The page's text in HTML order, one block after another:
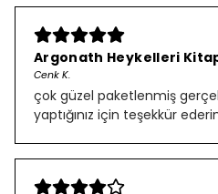
Argonath Heykelleri
Cenk K.
çok güzel paketlenmiş
yaptığınız için teşekkür